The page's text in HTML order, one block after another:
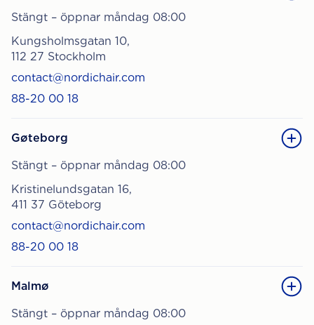
Stängt – öppnar måndag 08:00
Kungsholmsgatan 10,
112 27 Stockholm
contact@nordichair.com
88-20 00 18
Gøteborg
Stängt – öppnar måndag 08:00
Kristinelundsgatan 16,
411 37 Göteborg
contact@nordichair.com
88-20 00 18
Malmø
Stängt – öppnar måndag 08:00